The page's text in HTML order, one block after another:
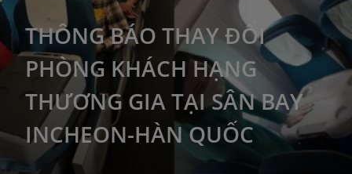
THÔNG BÁO THAY ĐỔI
PHÒNG KHÁCH HẠNG
THƯƠNG GIA TẠI SÂN BAY
INCHEON-HÀN QUỐC